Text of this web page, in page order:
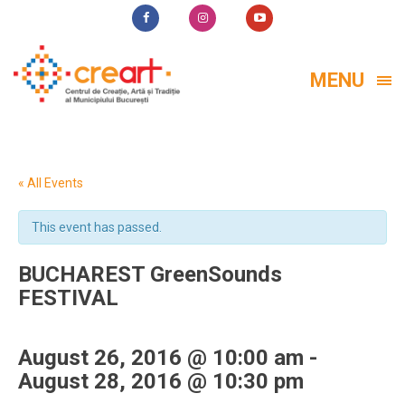
MENU
« All Events
This event has passed.
BUCHAREST GreenSounds
FESTIVAL
August 26, 2016 @ 10:00 am -
August 28, 2016 @ 10:30 pm